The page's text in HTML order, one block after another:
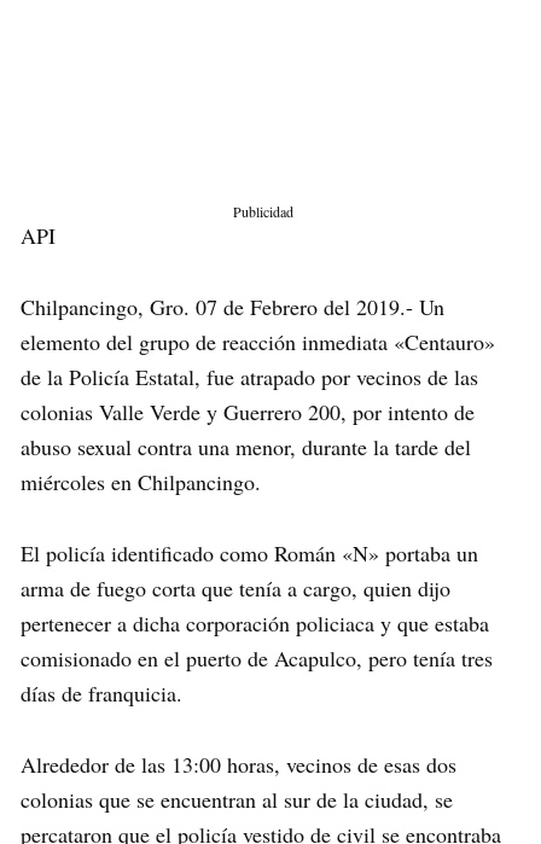
Publicidad
API
Chilpancingo, Gro. 07 de Febrero del 2019.- Un
elemento del grupo de reacción inmediata «Centauro»
de la Policía Estatal, fue atrapado por vecinos de las
colonias Valle Verde y Guerrero 200, por intento de
abuso sexual contra una menor, durante la tarde del
miércoles en Chilpancingo.
El policía identificado como Román «N» portaba un
arma de fuego corta que tenía a cargo, quien dijo
pertenecer a dicha corporación policiaca y que estaba
comisionado en el puerto de Acapulco, pero tenía tres
días de franquicia.
Alrededor de las 13:00 horas, vecinos de esas dos
colonias que se encuentran al sur de la ciudad, se
percataron que el policía vestido de civil se encontraba